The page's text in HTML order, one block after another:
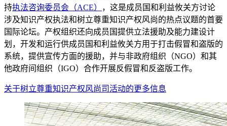
持执法咨询委员会（ACE）
，这是成员国和利益攸关方讨论
涉及知识产权执法和树立尊重知识产权风尚的热点议题的首要
国际论坛。产权组织还向成员国提供立法援助及能力建设计
划，开发和运行供成员国和利益攸关方用于打击假冒和盗版的
系统，提供宣传方面的援助，并与非政府组织（NGO）和其
他政府间组织（IGO）合作开展反假冒和反盗版工作。
关于树立尊重知识产权风尚司活动的更多信息